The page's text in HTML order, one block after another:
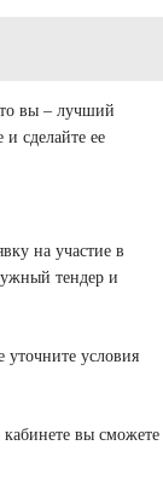
вы ‒ лучший
сделайте ее
на участие в
тендер и
уточните условия
вы сможете